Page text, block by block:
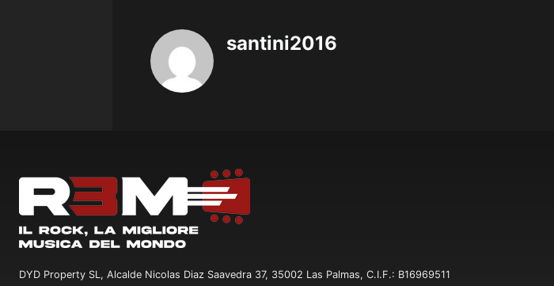
santini2016
DYD Property SL, Alcalde Nicolas Diaz Saavedra 37, 35002 Las Palmas, C.I.F.: B16969511